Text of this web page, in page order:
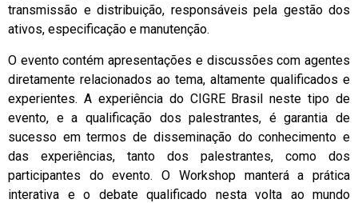
transmissão e distribuição, responsáveis pela gestão dos
ativos, especificação e manutenção.
O evento contém apresentações e discussões com agentes
diretamente relacionados ao tema, altamente qualificados e
experientes. A experiência do CIGRE Brasil neste tipo de
evento, e a qualificação dos palestrantes, é garantia de
sucesso em termos de disseminação do conhecimento e
das experiências, tanto dos palestrantes, como dos
participantes do evento. O Workshop manterá a prática
interativa e o debate qualificado nesta volta ao mundo